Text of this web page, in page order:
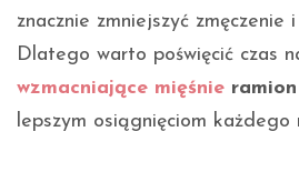
znacznie zmniejszyć zmęczenie
Dlatego warto poświęcić czas
wzmacniające mięśnie ramion
lepszym osiągnięciom każdego